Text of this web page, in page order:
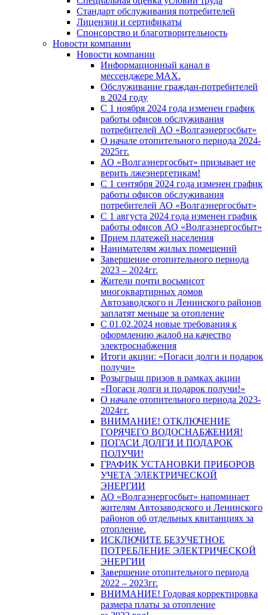
Стандарт обслуживания потребителей
Лицензии и сертификаты
Спонсорство и благотворительность
Новости компании
Новости компании
Информационный канал в
мессенджере MAX.
Обслуживание граждан-потребителей
в 2024 году
С 1 ноября 2024 года изменен график
работы офисов обслуживания
потребителей АО «Волгаэнергосбыт»
О начале отопительного периода 2024-
2025гг.
АО «Волгаэнергосбыт» призывает не
верить лжеэнергетикам!
С 1 сентября 2024 года изменен график
работы офисов обслуживания
потребителей АО «Волгаэнергосбыт»
С 1 августа 2024 года изменен график
работы офисов АО «Волгаэнергосбыт»
Прием платежей населения
Нанимателям жилых помещений
Завершение отопительного периода
2023 – 2024гг.
Жители почти восьмисот
многоквартирных домов
Автозаводского и Ленинского районов
заплатят меньше за отопление
С 01.02.2024 новые требования к
оформлению жалоб на качество
электроснабжения
Итоги акции: «Погаси долги и подарок
получи»
Розыгрыш призов в рамках акции
«Погаси долги и подарок получи!»
О начале отопительного периода 2023-
2024гг.
ВНИМАНИЕ! ОТКЛЮЧЕНИЕ
ГОРЯЧЕГО ВОДОСНАБЖЕНИЯ!
ПОГАСИ ДОЛГИ И ПОДАРОК
ПОЛУЧИ!
ГРАФИК УСТАНОВКИ ПРИБОРОВ
УЧЕТА ЭЛЕКТРИЧЕСКОЙ
ЭНЕРГИИ
АО «Волгаэнергосбыт» напоминает
жителям Автозаводского и Ленинского
районов об отдельных квитанциях за
отопление.
ИСКЛЮЧИТЕ БЕЗУЧЕТНОЕ
ПОТРЕБЛЕНИЕ ЭЛЕКТРИЧЕСКОЙ
ЭНЕРГИИ
Завершение отопительного периода
2022 – 2023гг.
ВНИМАНИЕ! Годовая корректировка
размера платы за отопление